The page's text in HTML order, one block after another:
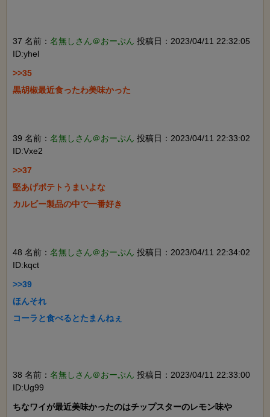
37 名前： 名無しさん＠おーぷん 投稿日：2023/04/11 22:32:05
ID:yhel
>>35
黒胡椒最近食ったわ美味かった
39 名前： 名無しさん＠おーぷん 投稿日：2023/04/11 22:33:02
ID:Vxe2
>>37
堅あげポテトうまいよな
カルビー製品の中で一番好き
48 名前： 名無しさん＠おーぷん 投稿日：2023/04/11 22:34:02
ID:kqct
>>39
ほんそれ
コーラと食べるとたまんねぇ
38 名前： 名無しさん＠おーぷん 投稿日：2023/04/11 22:33:00
ID:Ug99
ちなワイが最近美味かったのはチップスターのレモン味や